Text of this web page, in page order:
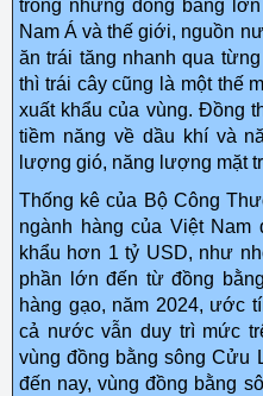
trong những đồng bằng
Nam Á và thế giới, nguồn
ăn trái tăng nhanh qua
thì trái cây cũng là một thế
xuất khẩu của vùng. Đồng
tiềm năng về dầu khí và
lượng gió, năng lượng mặt
Thống kê của Bộ Công
ngành hàng của Việt
khẩu hơn 1 tỷ USD, như
phần lớn đến từ đồng
hàng gạo, năm 2024, ước
cả nước vẫn duy trì mức
vùng đồng bằng sông Cửu
đến nay, vùng đồng bằng